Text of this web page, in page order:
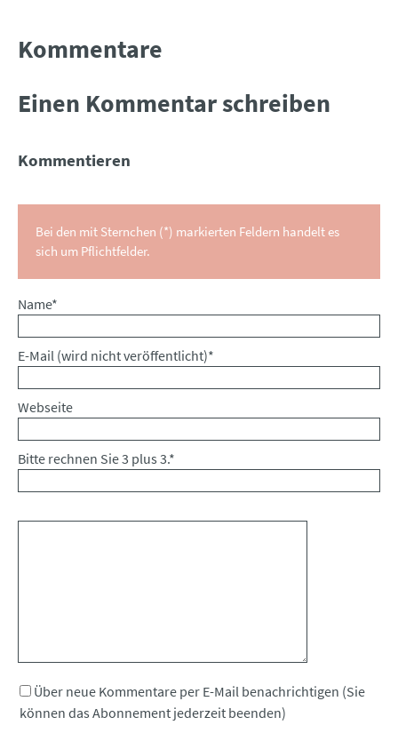
Kommentare
Einen Kommentar schreiben
Kommentieren
Bei den mit Sternchen (*) markierten Feldern handelt es
sich um Pflichtfelder.
Pflichtfeld
Name*
Pflichtfeld
E-Mail (wird nicht veröffentlicht)*
Webseite
Bitte rechnen Sie 3 plus 3.*
Über neue Kommentare per E-Mail benachrichtigen (Sie
können das Abonnement jederzeit beenden)